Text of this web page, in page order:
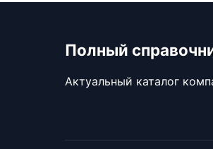
Полный
Актуальный каталог